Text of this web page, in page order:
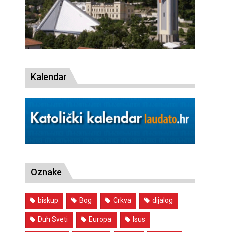
Kalendar
Oznake
biskup Bog Crkva dijalog
Duh Sveti Europa Isus